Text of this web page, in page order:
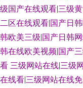
色 免费色色网站 欧美AV
浮力第一页 国产自拍第六
级国产在线观看|三级
二区在线观看|国产日
韩欧美三级|国产日韩
韩在线欧美视频|国产
看 三级网站在线|三级
在线看|三级网站在线